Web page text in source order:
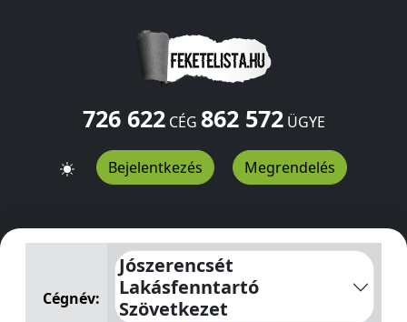
726 622CÉG 862 572ÜGYE
Bejelentkezés Megrendelés
Jószerencsét Lakásfenntartó SzövetkezetWaldstein J.
Cégnév:
Jószerencsét
Lakásfenntartó
Szövetkezet